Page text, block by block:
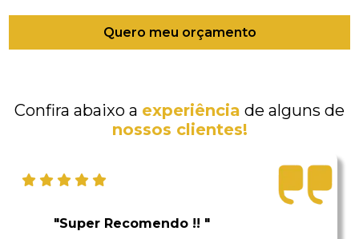
Quero meu orçamento
Confira abaixo a experiência de alguns de
nossos clientes!
"Super Recomendo !! "